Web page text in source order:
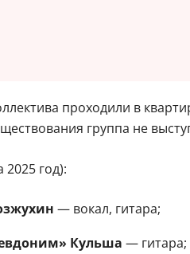
проходили в
группа не
2025 год):
— вокал, гитара;
Кульша — гитара;